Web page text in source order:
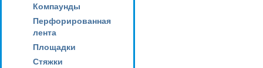
Компаунды
Перфорированная
лента
Площадки
Стяжки